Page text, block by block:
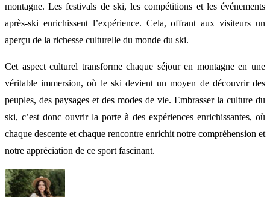
montagne. Les festivals de ski, les compétitions et les événements
après-ski enrichissent l’expérience. Cela, offrant aux visiteurs un
aperçu de la richesse culturelle du monde du ski.
Cet aspect culturel transforme chaque séjour en montagne en une
véritable immersion, où le ski devient un moyen de découvrir des
peuples, des paysages et des modes de vie. Embrasser la culture du
ski, c’est donc ouvrir la porte à des expériences enrichissantes, où
chaque descente et chaque rencontre enrichit notre compréhension et
notre appréciation de ce sport fascinant.